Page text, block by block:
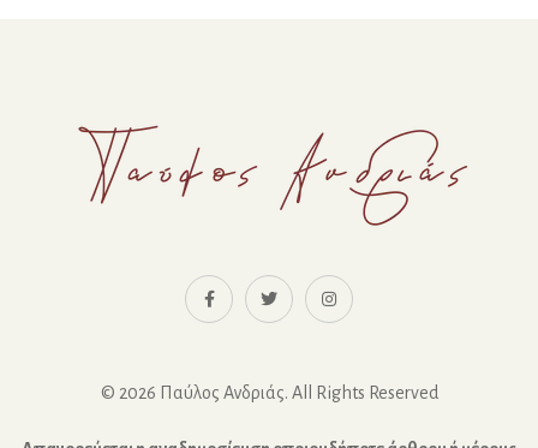
© 2026 Παύλος Ανδριάς. All Rights Reserved